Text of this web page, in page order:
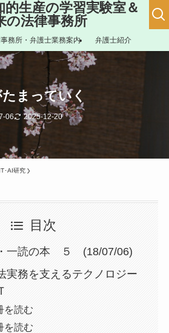
的生産の学習実験室＆
の法律事務所
務所・弁護士業務案内 弁護士紹介
たまっていく
06 2025-12-20
･AI研究
目次
一読の本 ５ (18/07/06)
実務を支えるテクノロジー
を読む
を読む